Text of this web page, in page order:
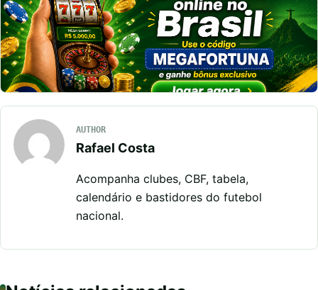
AUTHOR
Rafael Costa
Acompanha clubes, CBF, tabela,
calendário e bastidores do futebol
nacional.